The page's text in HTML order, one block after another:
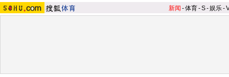
新闻 -体育-S-娱乐-